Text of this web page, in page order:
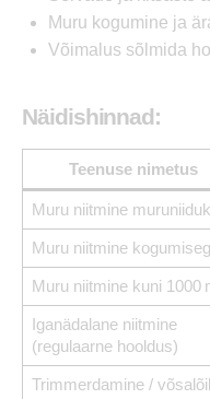
Muru kogumine ja
Võimalus sõlmida
Näidishinnad:
Teenuse nimetus
Muru niitmine
Muru niitmine
Muru niitmine kuni 1000
Iganädalane niitmine
(regulaarne hooldus)
Trimmerdamine /